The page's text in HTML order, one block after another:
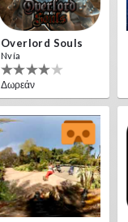
Overlord Souls
Nvía
Δωρεάν